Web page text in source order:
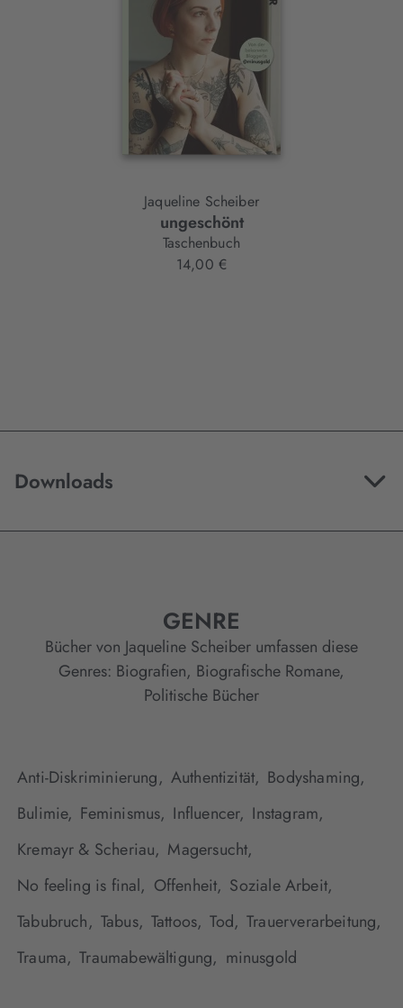
Jaqueline Scheiber
ungeschönt
Taschenbuch
14,00 €
Downloads
GENRE
Bücher von Jaqueline Scheiber umfassen diese
Genres: Biografien, Biografische Romane,
Politische Bücher
Anti-Diskriminierung, Authentizität, Bodyshaming,
Bulimie, Feminismus, Influencer, Instagram,
Kremayr & Scheriau, Magersucht,
No feeling is final, Offenheit, Soziale Arbeit,
Tabubruch, Tabus, Tattoos, Tod, Trauerverarbeitung,
Trauma, Traumabewältigung, minusgold